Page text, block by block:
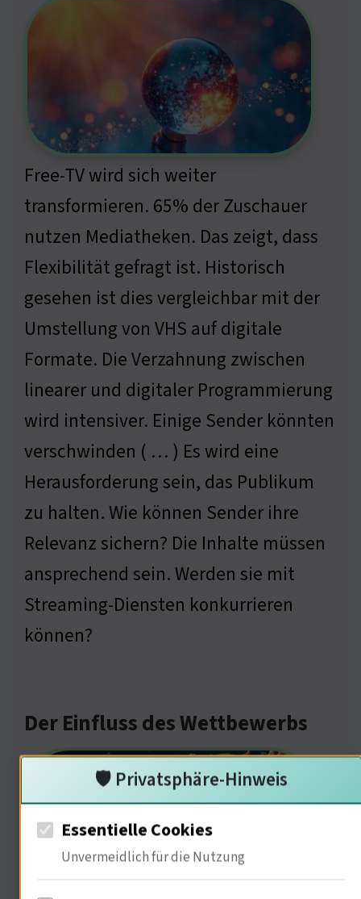
Free-TV wird sich weiter
transformieren. 65% der Zuschauer
nutzen Mediatheken. Das zeigt, dass
Flexibilität gefragt ist. Historisch
gesehen ist dies vergleichbar mit der
Umstellung von VHS auf digitale
Formate. Die Verzahnung zwischen
linearer und digitaler Programmierung
wird intensiver. Einige Sender könnten
verschwinden ( … ) Es wird eine
Herausforderung sein, das Publikum
zu halten. Wie können Sender ihre
Relevanz sichern? Die Inhalte müssen
ansprechend sein. Werden sie mit
Streaming-Diensten konkurrieren
können?
Der Einfluss des Wettbewerbs
🛡️ Privatsphäre-Hinweis
Essentielle Cookies
Unvermeidlich für die Nutzung